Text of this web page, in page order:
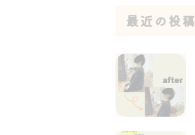
最近の投稿